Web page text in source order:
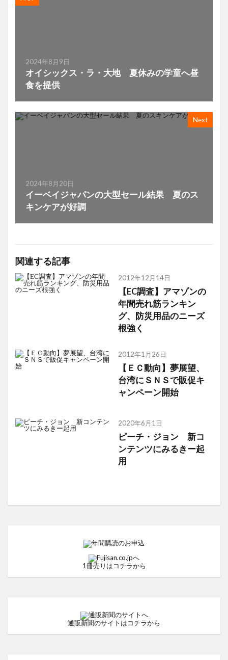
2024年8月9日
オイシックス・ラ・大地 夏休みの学童へ昼
食を提供
Next
2024年8月20日
イーベイジャパンの大型セール結果 夏のス
キンケアが好調
関連する記事
2012年12月14日
【EC調査】アマゾンの
年間売れ筋ランキン
グ、防災用品のニーズ
根強く
2012年1月26日
【ＥＣ動向】夢展望、
台湾にＳＮＳで販促キ
ャンペーン開始
2020年6月1日
ピーチ・ジョン 新コ
ンテンツにみるきー起
用
1冊売りはコチラから
通販新聞のサイトはコチラから